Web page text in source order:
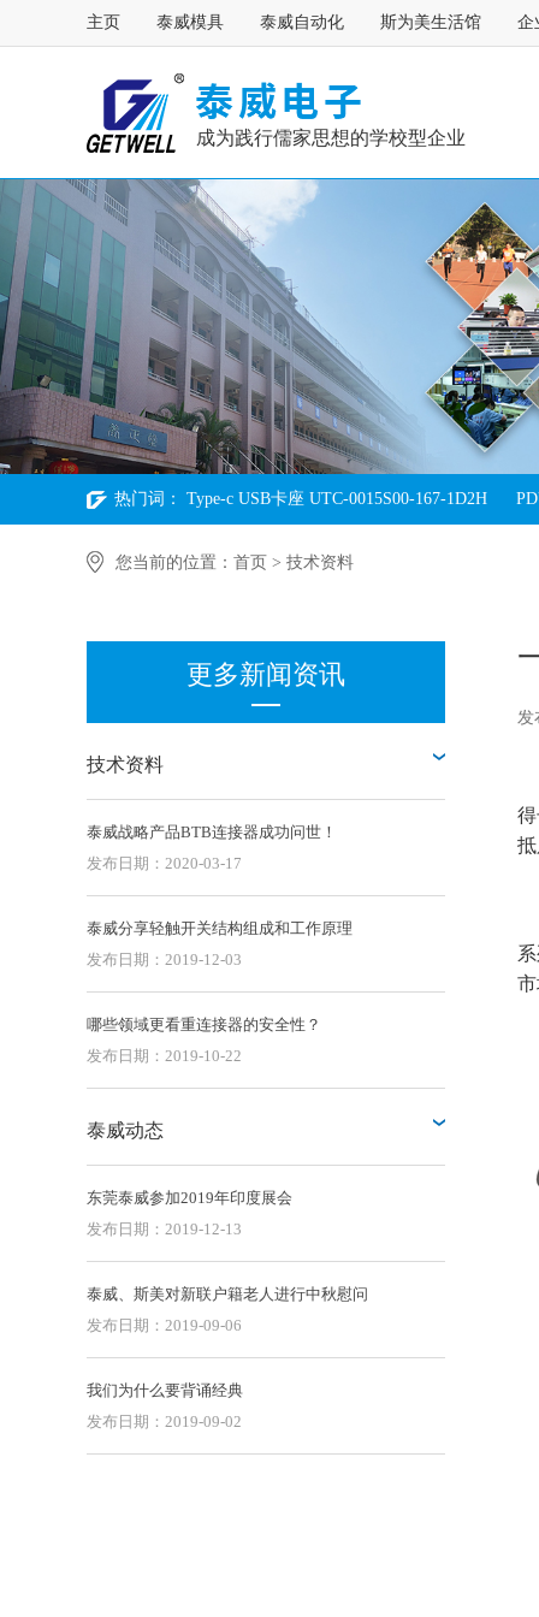
主页 泰威模具 泰威自动化 斯为美生活馆 企
成为践行儒家思想的学校型企业
热门词： Type-c USB卡座 UTC-0015S00-167-1D2H
PDU Socket 电源插座 AC-0004P00-039-1E0
您当前的位置： 首页 > 技术资料
更多新闻资讯
技术资料
泰威战略产品BTB连接器成功问世！
发布日期：2020-03-17
泰威分享轻触开关结构组成和工作原理
发布日期：2019-12-03
哪些领域更看重连接器的安全性？
发布日期：2019-10-22
泰威动态
东莞泰威参加2019年印度展会
发布日期：2019-12-13
泰威、斯美对新联户籍老人进行中秋慰问
发布日期：2019-09-06
我们为什么要背诵经典
发布日期：2019-09-02
发